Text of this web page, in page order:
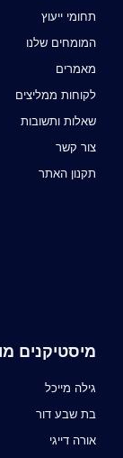
תחומי ייעוץ
המומחים שלנו
מאמרים
לקוחות ממליצים
שאלות ותשובות
צור קשר
תקנון האתר
מיסטיקנים
גילה מייכל
בת שבע דור
אורה דייגי